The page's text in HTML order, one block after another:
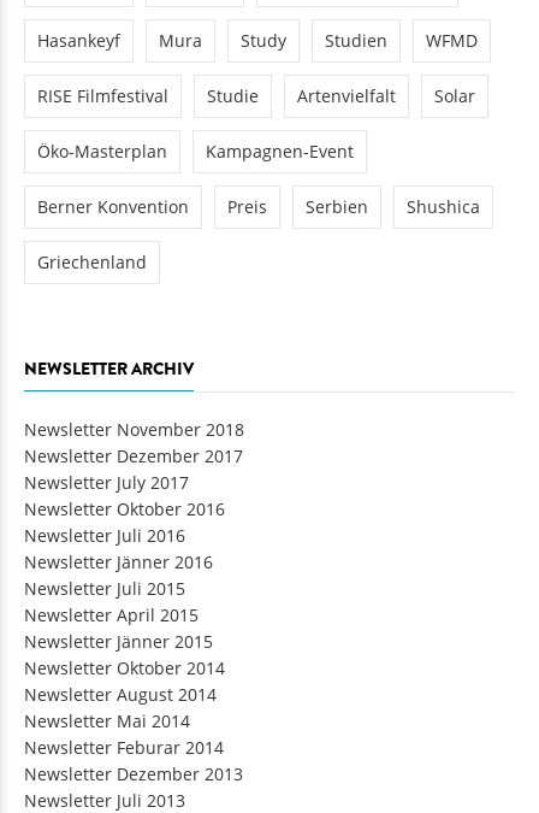
Hasankeyf Mura Study Studien WFMD
RISE Filmfestival Studie Artenvielfalt Solar
Öko-Masterplan Kampagnen-Event
Berner Konvention Preis Serbien Shushica
Griechenland
NEWSLETTER ARCHIV
Newsletter November 2018
Newsletter Dezember 2017
Newsletter July 2017
Newsletter Oktober 2016
Newsletter Juli 2016
Newsletter Jänner 2016
Newsletter Juli 2015
Newsletter April 2015
Newsletter Jänner 2015
Newsletter Oktober 2014
Newsletter August 2014
Newsletter Mai 2014
Newsletter Feburar 2014
Newsletter Dezember 2013
Newsletter Juli 2013